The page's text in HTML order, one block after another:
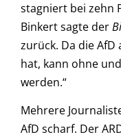
stagniert bei zehn
Binkert sagte der
zurück. Da die
hat, kann ohne
werden.“
Mehrere
AfD scharf. Der